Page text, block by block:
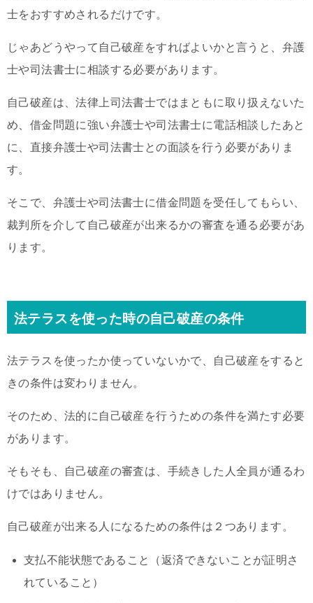
士をおすすめされるだけです。
じゃあどうやって自己破産をすればよいかと言うと、弁護
士や司法書士に相談する必要があります。
自己破産は、法律上司法書士ではまともに取り扱えないた
め、借金問題に強い弁護士や司法書士に電話相談したあと
に、直接弁護士や司法書士との面談を行う必要がありま
す。
そこで、弁護士や司法書士に借金問題を受任してもらい、
裁判所を介して自己破産が出来るかの審査を通る必要があ
ります。
法テラスを使った時の自己破産の条件
法テラスを使ったか使っていないかで、自己破産をすると
きの条件は変わりません。
そのため、法的に自己破産を行うための条件を満たす必要
があります。
そもそも、自己破産の審査は、手続きした人全員が通るわ
けではありません。
自己破産が出来る人になるための条件は２つあります。
支払不能状態であること（返済できないことが証明さ
れていること）